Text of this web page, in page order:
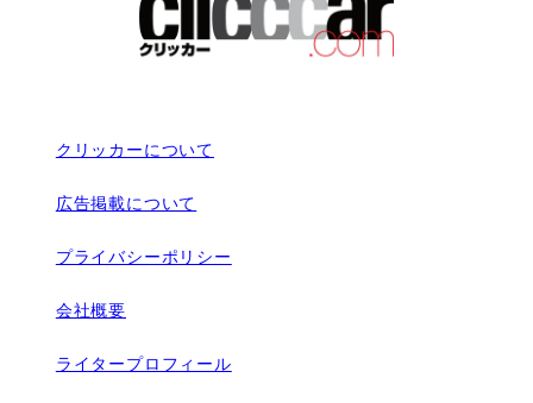
クリッカーについて
広告掲載について
プライバシーポリシー
会社概要
ライタープロフィール